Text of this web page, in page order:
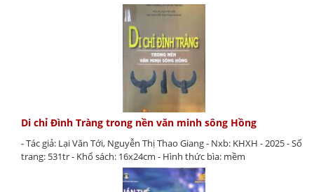
Di chỉ Đình Tràng trong nền văn minh sông Hồng
- Tác giả: Lại Văn Tới, Nguyễn Thị Thao Giang - Nxb: KHXH - 2025 - Số
trang: 531tr - Khổ sách: 16x24cm - Hình thức bìa: mềm